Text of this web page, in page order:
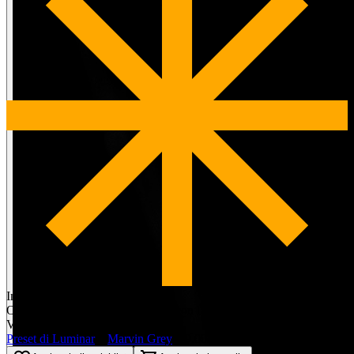
Incluso in Luminar Prime
Ottieni questo e molti altri articoli con l'abbonamento
Visione monocromatica
Preset di Luminardi Marvin Grey